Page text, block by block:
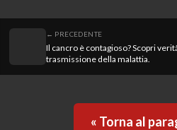
← PRECEDENTE
Il cancro è contagioso? Scopri
trasmissione della malattia.
« Torna al